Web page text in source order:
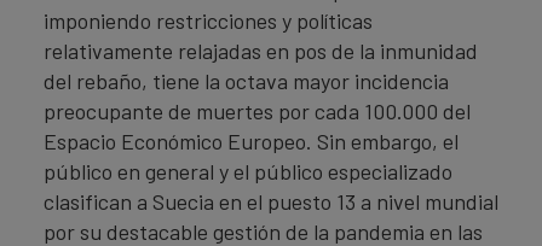
imponiendo restricciones y políticas
relativamente relajadas en pos de la inmunidad
del rebaño, tiene la octava mayor incidencia
preocupante de muertes por cada 100.000 del
Espacio Económico Europeo. Sin embargo, el
público en general y el público especializado
clasifican a Suecia en el puesto 13 a nivel mundial
por su destacable gestión de la pandemia en las